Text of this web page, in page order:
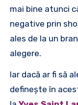
mai bine atunci
negative prin
ales de la un
alegere.
Iar dacă ar fi să
definește în